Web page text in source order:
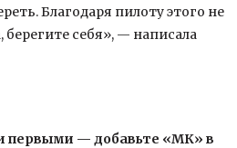
Благодаря пилоту этого не
берегите себя», — написала
первыми — добавьте «МК» в